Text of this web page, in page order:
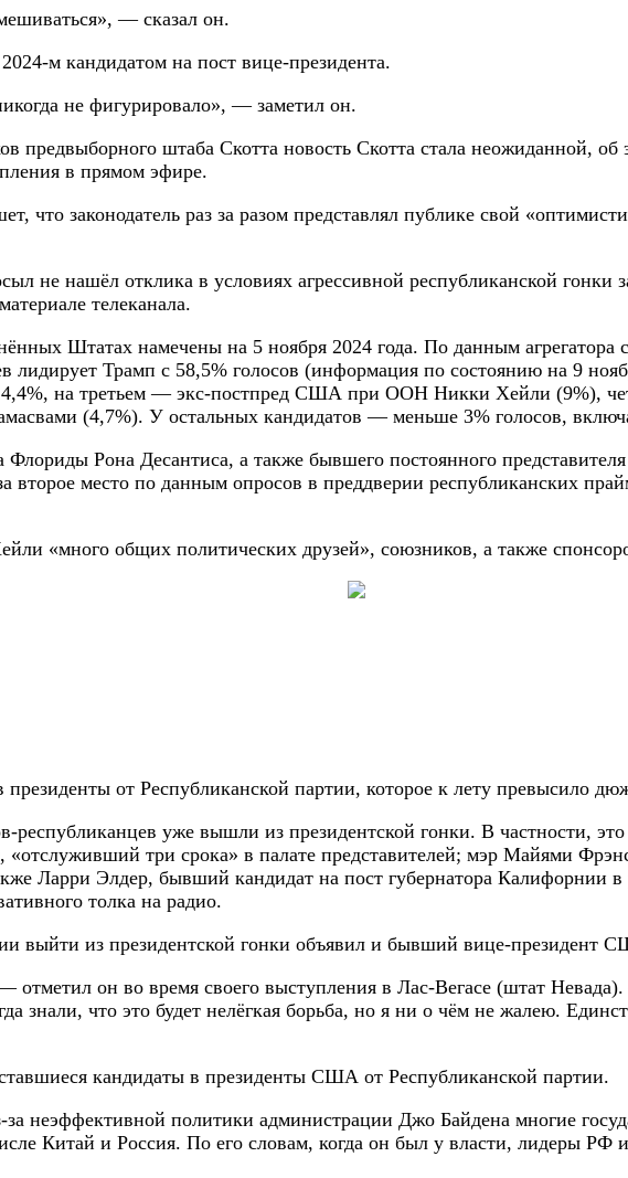
— сказал он.
м кандидатом на пост вице-президента.
не фигурировало», — заметил он.
предвыборного штаба Скотта новость Скотта стала неожиданной,
в прямом эфире.
что законодатель раз за разом представлял публике свой
не нашёл отклика в условиях агрессивной республиканской гонки
телеканала.
Штатах намечены на 5 ноября 2024 года. По данным агрегатора
лидирует Трамп с 58,5% голосов (информация по состоянию на 9
на третьем — экс-постпред США при ООН Никки Хейли (9%),
(4,7%). У остальных кандидатов — меньше 3% голосов,
Флориды Рона Десантиса, а также бывшего постоянного
место по данным опросов в преддверии республиканских
«много общих политических друзей», союзников, а также
от Республиканской партии, которое к лету превысило
республиканцев уже вышли из президентской гонки. В частности,
три срока» в палате представителей; мэр Майями
Ларри Элдер, бывший кандидат на пост губернатора Калифорнии в
толка на радио.
выйти из президентской гонки объявил и бывший вице-президент
отметил он во время своего выступления в Лас-Вегасе (штат
знали, что это будет нелёгкая борьба, но я ни о чём не жалею.
кандидаты в президенты США от Республиканской партии.
неэффективной политики администрации Джо Байдена многие
Китай и Россия. По его словам, когда он был у власти, лидеры РФ